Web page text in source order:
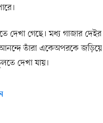
দেখা গেছে। মধ্য গাজার দেইর
তাঁরা একেঅপরকে জড়িয়ে
দেখা যায়।